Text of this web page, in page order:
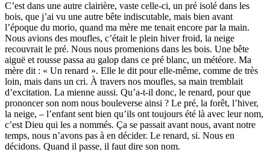
C’est dans une autre clairière, vaste celle-ci, un pré isolé dans les
bois, que j’ai vu une autre bête indiscutable, mais bien avant
l’époque du morio, quand ma mère me tenait encore par la main.
Nous avions des moufles, c’était le plein hiver froid, la neige
recouvrait le pré. Nous nous promenions dans les bois. Une bête
aiguë et rousse passa au galop dans ce pré blanc, un météore. Ma
mère dit : « Un renard ». Elle le dit pour elle-même, comme de très
loin, mais dans un cri. À travers nos moufles, sa main tremblait
d’excitation. La mienne aussi. Qu’a-t-il donc, le renard, pour que
prononcer son nom nous bouleverse ainsi ? Le pré, la forêt, l’hiver,
la neige, – l’enfant sent bien qu’ils ont toujours été là avec leur nom,
c’est Dieu qui les a nommés. Ça se passait avant nous, avant notre
temps, nous n’avons pas à en décider. Le renard, si. Nous en
décidons. Quand il passe, il faut dire son nom.